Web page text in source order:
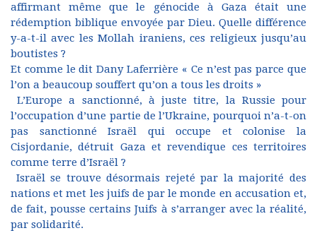
affirmant même que le génocide à Gaza était une
rédemption biblique envoyée par Dieu. Quelle différence
y-a-t-il avec les Mollah iraniens, ces religieux jusqu’au
boutistes ?
Et comme le dit Dany Laferrière « Ce n’est pas parce que
l’on a beaucoup souffert qu’on a tous les droits »
L’Europe a sanctionné, à juste titre, la Russie pour
l’occupation d’une partie de l’Ukraine, pourquoi n’a-t-on
pas sanctionné Israël qui occupe et colonise la
Cisjordanie, détruit Gaza et revendique ces territoires
comme terre d’Israël ?
Israël se trouve désormais rejeté par la majorité des
nations et met les juifs de par le monde en accusation et,
de fait, pousse certains Juifs à s’arranger avec la réalité,
par solidarité.